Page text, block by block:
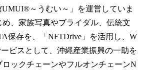
UMUI®～うむい～」を運営していま
、家族写真やブライダル、伝統文
保存を、「NFTDrive」を活用し、W
ビスとして、沖縄産業振興の一助を
ロックチェーンやフルオンチェーンN